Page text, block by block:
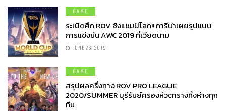
GAME
ระเบิดศึก ROV ชิงแชมป์โลก!! การีน่าเผยรูปแบบ
การแข่งขัน AWC 2019 ที่เวียดนาม
JUNE 26, 2019
GAME
สรุปผลครึ่งทาง ROV PRO LEAGUE
2020/SUMMER บุรีรัมย์ครองหัวตารางทิ้งห่างทุก
ทีม